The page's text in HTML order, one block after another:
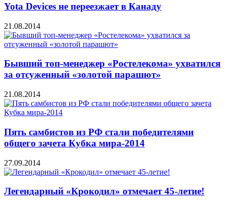
Yota Devices не переезжает в Канаду
21.08.2014
Бывший топ-менеджер «Ростелекома» ухватился
за отсуженный «золотой парашют»
21.08.2014
Пять самбистов из РФ стали победителями
общего зачета Кубка мира-2014
27.09.2014
Легендарный «Крокодил» отмечает 45-летие!